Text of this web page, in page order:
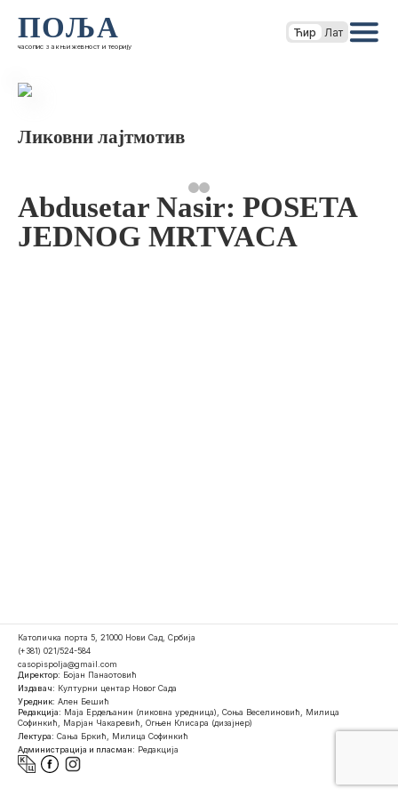
ПОЉА
часопис за књижевност и теорију
Ћир Лат
Ликовни лајтмотив
Abdusetar Nasir: POSETA
JEDNOG MRTVACA
Католичка порта 5, 21000 Нови Сад, Србија
(+381) 021/524-584
casopispolja@gmail.com
Директор: Бојан Панаотовић
Издавач: Културни центар Новог Сада
Уредник: Ален Бешић
Редакција: Маја Ердељанин (ликовна уредница), Соња Веселиновић, Милица
Софинкић, Марјан Чакаревић, Огњен Клисара (дизајнер)
Лектура: Сања Бркић, Милица Софинкић
Администрација и пласман: Редакција